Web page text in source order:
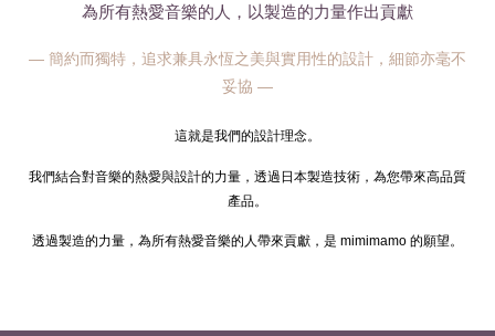
為所有熱愛音樂的人，以製造的力量作出貢獻
— 簡約而獨特，追求兼具永恆之美與實用性的設計，細節亦毫不
妥協 —
這就是我們的設計理念。
我們結合對音樂的熱愛與設計的力量，透過日本製造技術，為您帶來高品質
產品。
透過製造的力量，為所有熱愛音樂的人帶來貢獻，是 mimimamo 的願望。